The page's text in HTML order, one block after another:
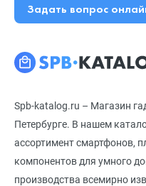
Spb-katalog.ru – Магазин
Петербурге. В нашем
ассортимент смартфонов,
компонентов для умного
производства всемирно
Задать вопрос